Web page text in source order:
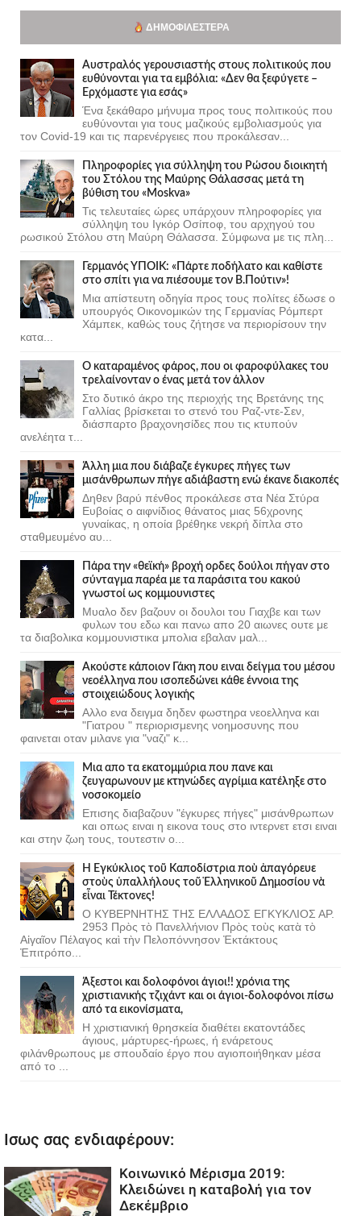
ΔΗΜΟΦΙΛΈΣΤΕΡΑ
Αυστραλός γερουσιαστής στους πολιτικούς που
ευθύνονται για τα εμβόλια: «Δεν θα ξεφύγετε –
Ερχόμαστε για εσάς»
Ένα ξεκάθαρο μήνυμα προς τους πολιτικούς που
ευθύνονται για τους μαζικούς εμβολιασμούς για
τον Covid-19 και τις παρενέργειες που προκάλεσαν...
Πληροφορίες για σύλληψη του Ρώσου διοικητή
του Στόλου της Mαύρης Θάλασσας μετά τη
βύθιση του «Moskva»
Τις τελευταίες ώρες υπάρχουν πληροφορίες για
σύλληψη του Ιγκόρ Οσίποφ, του αρχηγού του
ρωσικού Στόλου στη Μαύρη Θάλασσα. Σύμφωνα με τις πλη...
Γερμανός ΥΠΟΙΚ: «Πάρτε ποδήλατο και καθίστε
στο σπίτι για να πιέσουμε τον Β.Πούτιν»!
Μια απίστευτη οδηγία προς τους πολίτες έδωσε ο
υπουργός Οικονομικών της Γερμανίας Ρόμπερτ
Χάμπεκ, καθώς τους ζήτησε να περιορίσουν την
κατα...
Ο καταραμένος φάρος, που οι φαροφύλακες του
τρελαίνονταν ο ένας μετά τον άλλον
Στο δυτικό άκρο της περιοχής της Βρετάνης της
Γαλλίας βρίσκεται το στενό του Ραζ-ντε-Σεν,
διάσπαρτο βραχονησίδες που τις κτυπούν
ανελέητα τ...
Άλλη μια που διάβαζε έγκυρες πήγες των
μισάνθρωπων πήγε αδιάβαστη ενώ έκανε διακοπές
Δηθεν βαρύ πένθος προκάλεσε στα Νέα Στύρα
Ευβοίας ο αιφνίδιος θάνατος μιας 56χρονης
γυναίκας, η οποία βρέθηκε νεκρή δίπλα στο
σταθμευμένο αυ...
Πάρα την «θεϊκή» βροχή ορδες δούλοι πήγαν στο
σύνταγμα παρέα με τα παράσιτα του κακού
γνωστοί ως κομμουνιστες
Μυαλο δεν βαζουν οι δουλοι του Γιαχβε και των
φυλων του εδω και πανω απο 20 αιωνες ουτε με
τα διαβολικα κομμουνιστικα μπολια εβαλαν μαλ...
Ακούστε κάποιον Γάκη που ειναι δείγμα του μέσου
νεοέλληνα που ισοπεδώνει κάθε έννοια της
στοιχειώδους λογικής
Αλλο ενα δειγμα δηδεν φωστηρα νεοελληνα και
"Γιατρου " περιορισμενης νοημοσυνης που
φαινεται οταν μιλανε για "ναζι" κ...
Μια απο τα εκατομμύρια που πανε και
ζευγαρωνουν με κτηνώδες αγρίμια κατέληξε στο
νοσοκομείο
Επισης διαβαζουν "έγκυρες πήγες" μισάνθρωπων
και οπως ειναι η εικονα τους στο ιντερνετ ετσι ειναι
και στην ζωη τους, τουτεστιν ο...
Ἡ Ἐγκύκλιος τοῦ Καποδίστρια ποὺ ἀπαγόρευε
στοὺς ὑπαλλήλους τοῦ Ἑλληνικοῦ Δημοσίου νὰ
εἶναι Τέκτονες!
Ο ΚΥΒΕΡΝΗΤΗΣ ΤΗΣ ΕΛΛΑΔΟΣ ΕΓΚΥΚΛΙΟΣ ΑΡ.
2953 Πρὸς τὸ Πανελλήνιον Πρὸς τοὺς κατὰ τὸ
Αἰγαῖον Πέλαγος καὶ τὴν Πελοπόννησον Ἐκτάκτους
Ἐπιτρόπο...
Άξεστοι και δολοφόνοι άγιοι!! χρόνια της
χριστιανικής τζιχάντ και οι άγιοι-δολοφόνοι πίσω
από τα εικονίσματα,
Η χριστιανική θρησκεία διαθέτει εκατοντάδες
άγιους, μάρτυρες-ήρωες, ή ενάρετους
φιλάνθρωπους με σπουδαίο έργο που αγιοποιήθηκαν μέσα
από το ...